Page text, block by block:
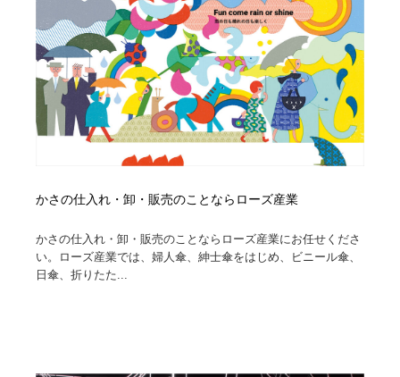
かさの仕入れ・卸・販売のことならローズ産業
かさの仕入れ・卸・販売のことならローズ産業にお任せくださ
い。ローズ産業では、婦人傘、紳士傘をはじめ、ビニール傘、
日傘、折りたた...